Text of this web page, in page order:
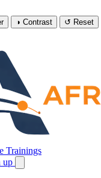
◑ Contrast ↺ Reset
Trainings
up